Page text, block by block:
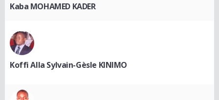
Kaba MOHAMED KADER
Koffi Alla Sylvain-Gèsle KINIMO